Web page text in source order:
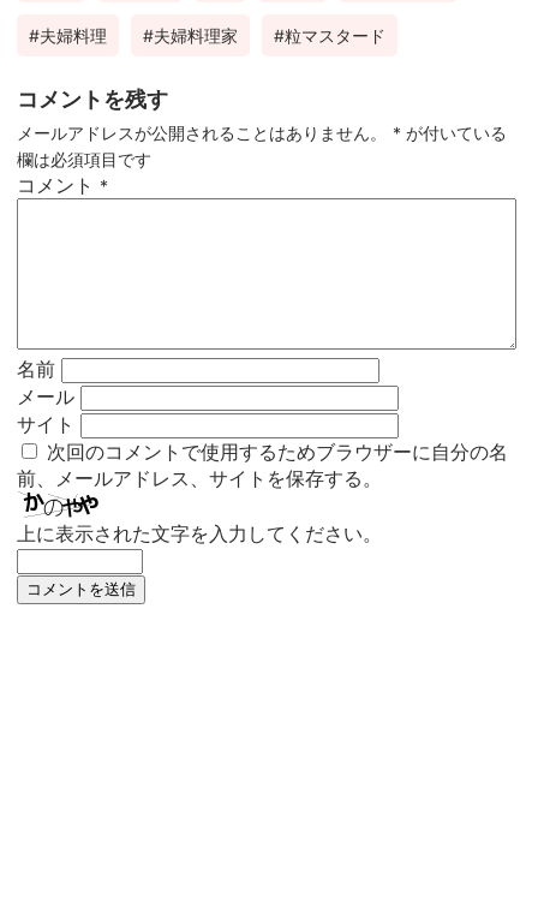
夫婦料理 夫婦料理家 粒マスタード
コメントを残す
メールアドレスが公開されることはありません。 * が付いている
欄は必須項目です
コメント *
名前
メール
サイト
次回のコメントで使用するためブラウザーに自分の名
前、メールアドレス、サイトを保存する。
上に表示された文字を入力してください。